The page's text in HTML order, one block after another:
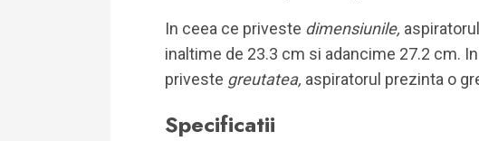
In ceea ce priveste dimensiunile,
inaltime de 23.3 cm si adancime 27.2 cm.
priveste greutatea, aspiratorul prezinta o
Specificatii